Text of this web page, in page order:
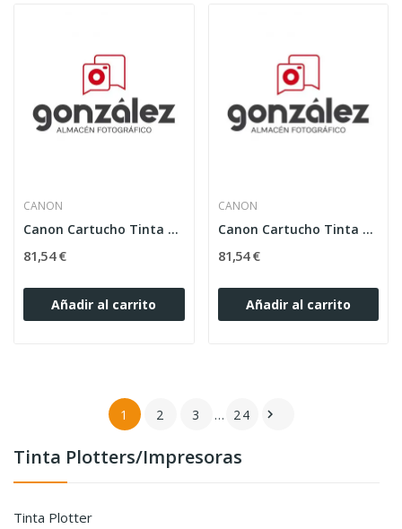
Tinta Plotters/Impresoras
Tinta Plotter
CANON
Canon Cartucho Tinta PFI-2100 GY 160ml.
81,54 €
Añadir al carrito
CANON
Canon Cartucho Tinta PFI-2100 Y 160ml.
81,54 €
Añadir al carrito
1 2 3 … 24 